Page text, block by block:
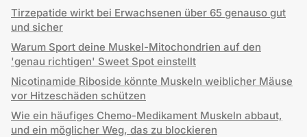
Tirzepatide wirkt bei Erwachsenen über 65 genauso gut
und sicher
Warum Sport deine Muskel-Mitochondrien auf den
'genau richtigen' Sweet Spot einstellt
Nicotinamide Riboside könnte Muskeln weiblicher Mäuse
vor Hitzeschäden schützen
Wie ein häufiges Chemo-Medikament Muskeln abbaut,
und ein möglicher Weg, das zu blockieren